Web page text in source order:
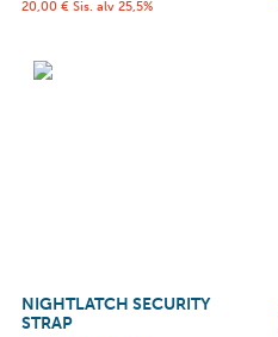
20,00 € Sis. alv 25,5%
NIGHTLATCH SECURITY
STRAP